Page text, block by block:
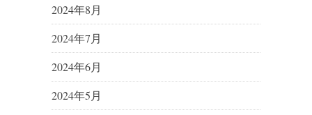
2024年8月
2024年7月
2024年6月
2024年5月